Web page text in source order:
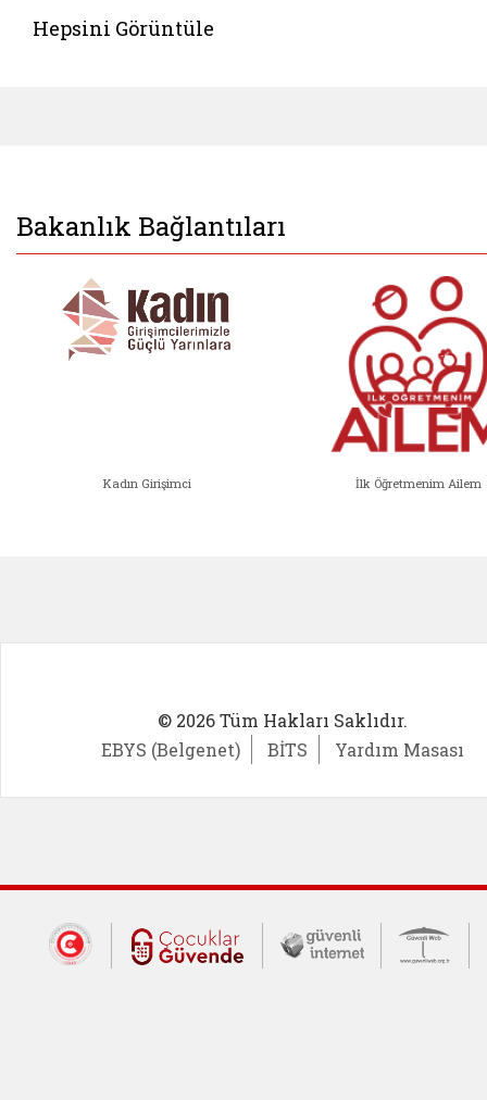
Hepsini Görüntüle
Bakanlık Bağlantıları
Kadın Girişimci İlk Öğretmenim Ailem
© 2026 Tüm Hakları Saklıdır.
EBYS (Belgenet)
BİTS Yardım Masası
Dış Bağlantılar
Cumhurbaşkanlığı İletişim Merkezi
Çocuklar Güvende (yeni
Güvenli